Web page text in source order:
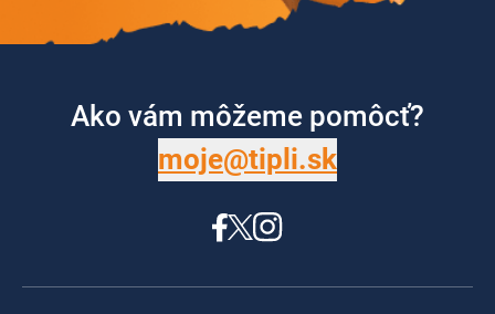
Ako vám môžeme pomôcť?
moje@tipli.sk